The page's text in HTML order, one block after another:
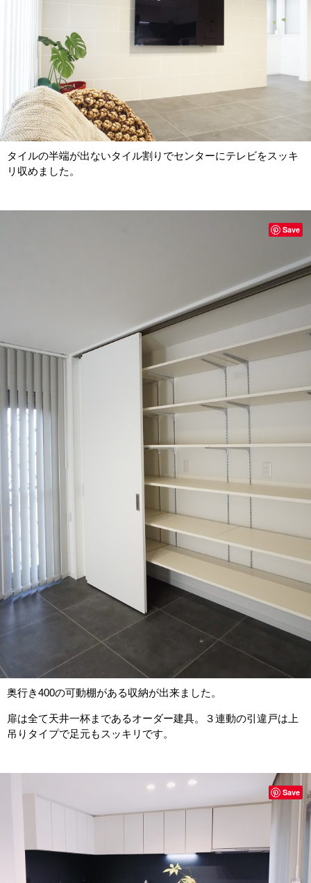
タイルの半端が出ないタイル割りでセンターにテレビをスッキ
リ収めました。
奥行き400の可動棚がある収納が出来ました。
扉は全て天井一杯まであるオーダー建具。３連動の引違戸は上
吊りタイプで足元もスッキリです。
Save
Save